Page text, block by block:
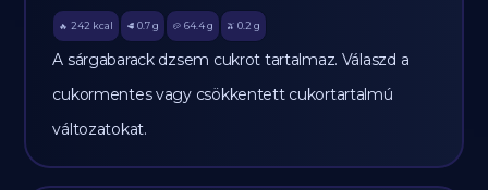
🔥 242 kcal 🥩 0.7 g 🥔 64.4g 🫒 0.2 g
A sárgabarack dzsem cukrot tartalmaz. Válaszd a
cukormentes vagy csökkentett cukortartalmú
változatokat.